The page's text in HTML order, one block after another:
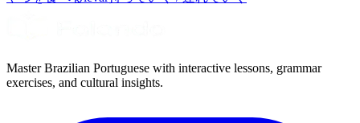
Master Brazilian Portuguese with interactive lessons, grammar
exercises, and cultural insights.